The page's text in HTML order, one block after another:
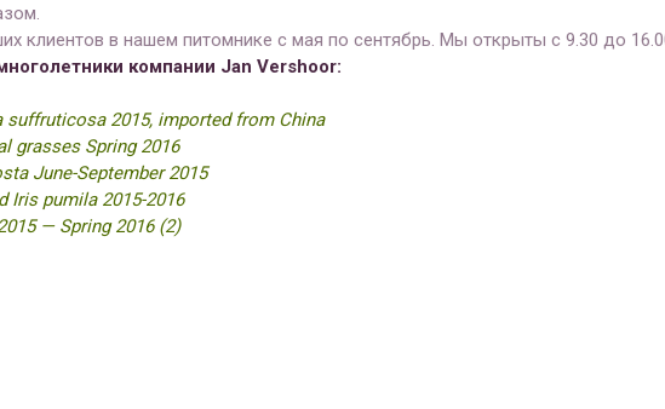
клиентов в нашем питомнике с мая по сентябрь. Мы открыты с 9.30 до
компании Jan Vershoor:
suffruticosa 2015, imported from China
grasses Spring 2016
June-September 2015
Iris pumila 2015-2016
— Spring 2016 (2)